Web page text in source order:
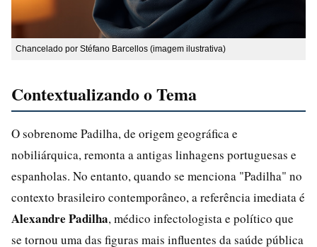
Chancelado por Stéfano Barcellos (imagem ilustrativa)
Contextualizando o Tema
O sobrenome Padilha, de origem geográfica e
nobiliárquica, remonta a antigas linhagens portuguesas e
espanholas. No entanto, quando se menciona "Padilha" no
contexto brasileiro contemporâneo, a referência imediata é
Alexandre Padilha, médico infectologista e político que
se tornou uma das figuras mais influentes da saúde pública